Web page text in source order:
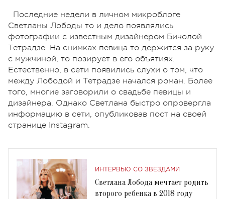
Последние недели в личном микроблоге
Светланы Лободы то и дело появлялись
фотографии с известным дизайнером Бичолой
Тетрадзе. На снимках певица то держится за руку
с мужчиной, то позирует в его объятиях.
Естественно, в сети появились слухи о том, что
между Лободой и Тетрадзе начался роман. Более
того, многие заговорили о свадьбе певицы и
дизайнера. Однако Светлана быстро опровергла
информацию в сети, опубликовав пост на своей
странице Instagram.
ИНТЕРВЬЮ СО ЗВЕЗДАМИ
Светлана Лобода мечтает родить
второго ребенка в 2018 году